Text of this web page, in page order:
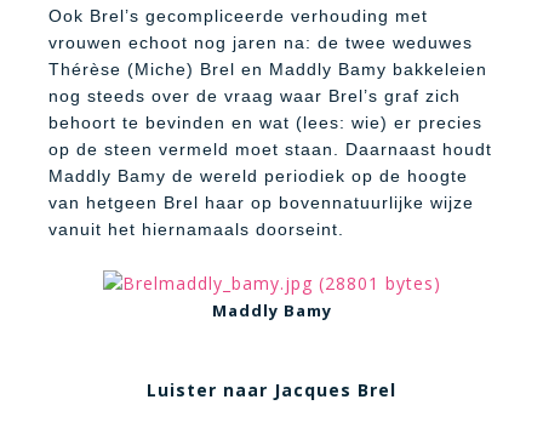
Ook Brel’s gecompliceerde verhouding met
vrouwen echoot nog jaren na: de twee weduwes
Thérèse (Miche) Brel en Maddly Bamy bakkeleien
nog steeds over de vraag waar Brel’s graf zich
behoort te bevinden en wat (lees: wie) er precies
op de steen vermeld moet staan. Daarnaast houdt
Maddly Bamy de wereld periodiek op de hoogte
van hetgeen Brel haar op bovennatuurlijke wijze
vanuit het hiernamaals doorseint.
Maddly Bamy
Luister naar Jacques Brel